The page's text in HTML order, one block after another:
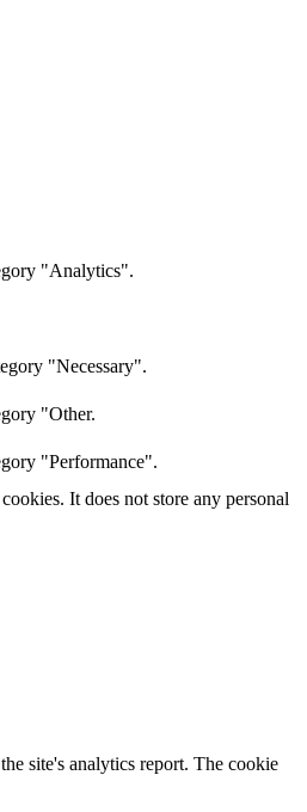
"Analytics".
"Necessary".
"Other.
"Performance".
It does not store any personal
site's analytics report. The cookie